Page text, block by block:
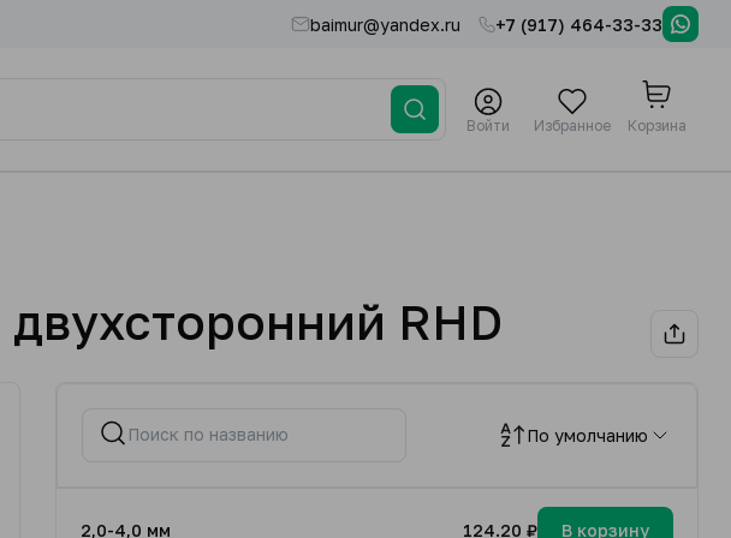
baimur@yandex.ru +7 (917) 464-33-33
Войти Избранное Корзина
RHD
По умолчанию
2,0-4,0 мм 124.20 ₽ В корзину